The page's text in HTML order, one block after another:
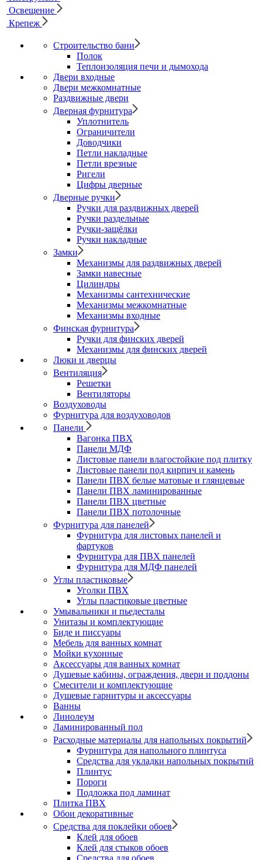
Освещение
Крепеж
Строительство бани
Полок
Теплоизоляция печи и дымохода
Двери входные
Двери межкомнатные
Раздвижные двери
Дверная фурнитура
Уплотнитель
Ограничители
Доводчики
Петли накладные
Петли врезные
Ригели
Цифры дверные
Дверные ручки
Ручки для раздвижных дверей
Ручки раздельные
Ручки-защёлки
Ручки накладные
Замки
Механизмы для раздвижных дверей
Замки навесные
Цилиндры
Механизмы сантехнические
Механизмы межкомнатные
Механизмы входные
Финская фурнитура
Ручки для финских дверей
Механизмы для финских дверей
Люки и дверцы
Вентиляция
Решетки
Вентиляторы
Воздуховоды
Фурнитура для воздуховодов
Панели
Вагонка ПВХ
Панели МДФ
Листовые панели влагостойкие под плитку
Листовые панели под кирпич и камень
Панели ПВХ белые матовые и глянцевые
Панели ПВХ ламинированные
Панели ПВХ цветные
Панели ПВХ потолочные
Фурнитура для панелей
Фурнитура для листовых панелей и
фартуков
Фурнитура для ПВХ панелей
Фурнитура для МДФ панелей
Углы пластиковые
Уголки ПВХ
Углы пластиковые цветные
Умывальники и пьедесталы
Унитазы и комплектующие
Биде и писсуары
Мебель для ванных комнат
Мойки кухонные
Аксессуары для ванных комнат
Душевые кабины, ограждения, двери и поддоны
Смесители и комплектующие
Душевые гарнитуры и аксессуары
Ванны
Линолеум
Ламинированный пол
Расходные материалы для напольных покрытий
Фурнитура для напольного плинтуса
Средства для укладки напольных покрытий
Плинтус
Пороги
Подложка под ламинат
Плитка ПВХ
Обои декоративные
Средства для поклейки обоев
Клей для обоев
Клей для стыков обоев
Средства для обоев